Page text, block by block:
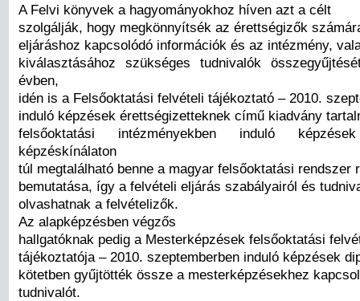
A Felvi könyvek a hagyományokhoz híven azt a célt
szolgálják, hogy megkönnyítsék az érettségizők
eljáráshoz kapcsolódó információk és az intézmény,
kiválasztásához szükséges tudnivalók
évben,
idén is a Felsőoktatási felvételi tájékoztató – 2010.
induló képzések érettségizetteknek című kiadvány
felsőoktatási intézményekben induló
képzéskínálaton
túl megtalálható benne a magyar felsőoktatási rendszer
bemutatása, így a felvételi eljárás szabályairól és
olvashatnak a felvételizők.
Az alapképzésben végzős
hallgatóknak pedig a Mesterképzések felsőoktatási
tájékoztatója – 2010. szeptemberben induló képzések
kötetben gyűjtötték össze a mesterképzésekhez
tudnivalót.